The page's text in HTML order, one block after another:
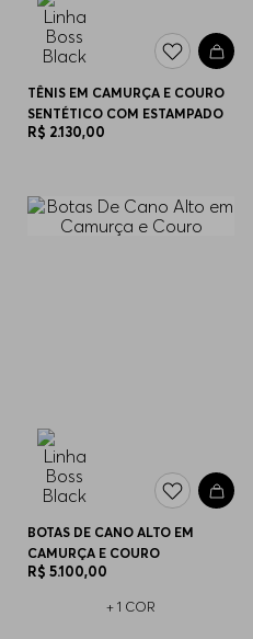
TÊNIS EM CAMURÇA E COURO
SENTÉTICO COM ESTAMPADO
R$ 2.130,00
BOTAS DE CANO ALTO EM
CAMURÇA E COURO
R$ 5.100,00
+ 1 COR